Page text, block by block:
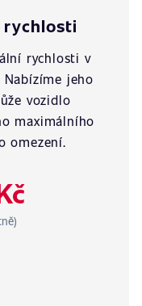
rychlosti
rychlosti v
jeho
vozidlo
maximálního
omezení.